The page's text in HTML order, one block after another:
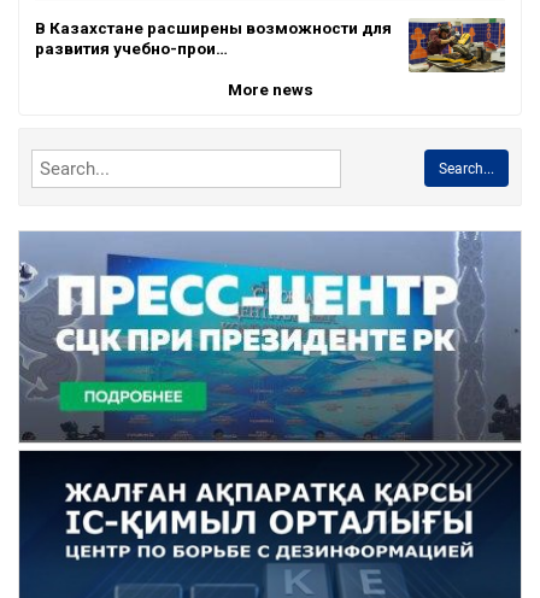
В Казахстане расширены возможности для
развития учебно-прои…
More news
Search...